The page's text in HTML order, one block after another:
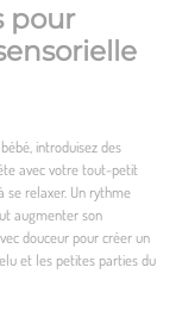
pour
introduisez des
avec votre tout-petit
se relaxer. Un rythme
augmenter son
douceur pour créer un
et les petites parties du